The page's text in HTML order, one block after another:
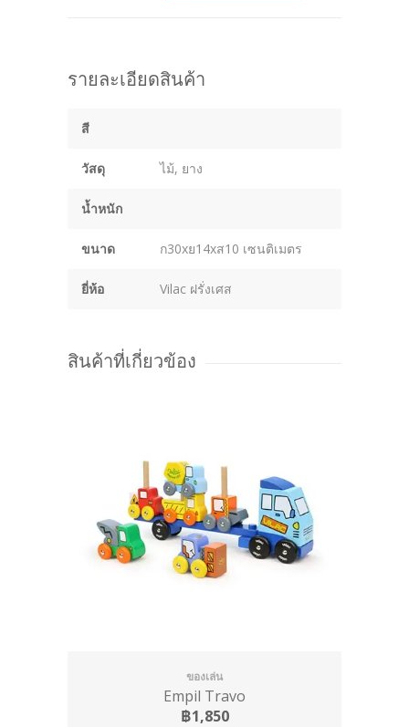
รายละเอียดสินค้า
สี
วัสดุ ไม้, ยาง
น้ำหนัก
ขนาด ก30xย14xส10 เซนติเมตร
ยี่ห้อ Vilac ฝรั่งเศส
สินค้าที่เกี่ยวข้อง
ของเล่น
Empil Travo
฿1,850